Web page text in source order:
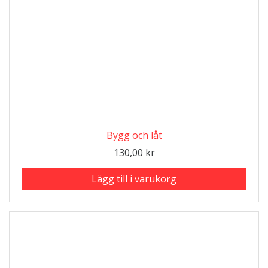
Bygg och låt
130,00 kr
Lägg till i varukorg